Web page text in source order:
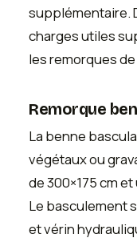
supplémentaire.
charges utiles
les remorques
Remorque
La benne
végétaux ou
de 300×175 cm et
Le basculement
et vérin